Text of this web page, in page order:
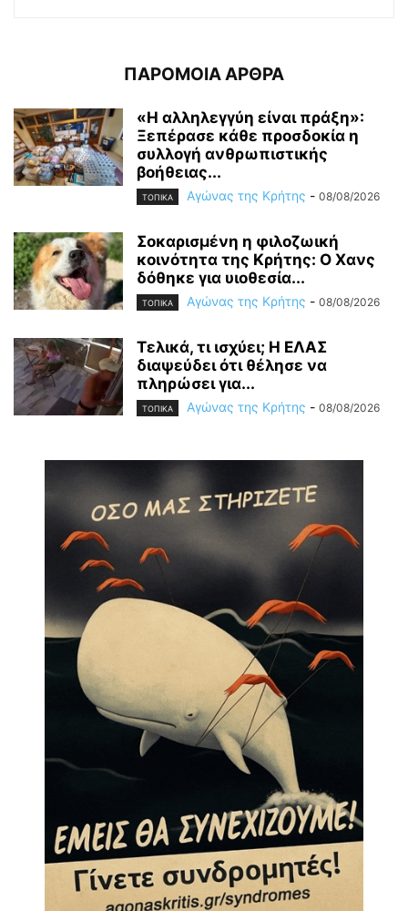
ΠΑΡΟΜΟΙΑ ΑΡΘΡΑ
«Η αλληλεγγύη είναι πράξη»:
Ξεπέρασε κάθε προσδοκία η
συλλογή ανθρωπιστικής
βοήθειας...
ΤΟΠΙΚΑ Αγώνας της Κρήτης - 08/08/2026
Σοκαρισμένη η φιλοζωική
κοινότητα της Κρήτης: Ο Χανς
δόθηκε για υιοθεσία...
ΤΟΠΙΚΑ Αγώνας της Κρήτης - 08/08/2026
Τελικά, τι ισχύει; Η ΕΛΑΣ
διαψεύδει ότι θέλησε να
πληρώσει για...
ΤΟΠΙΚΑ Αγώνας της Κρήτης - 08/08/2026